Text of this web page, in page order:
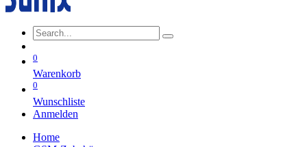
0
Warenkorb
0
Wunschliste
Anmelden
Home